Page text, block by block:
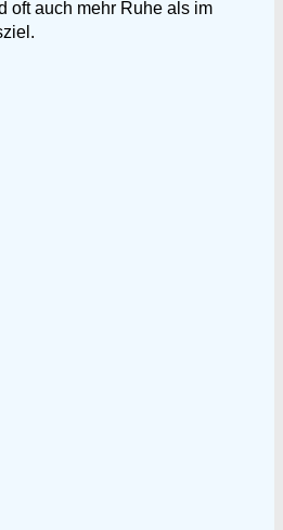
oft auch mehr Ruhe als im